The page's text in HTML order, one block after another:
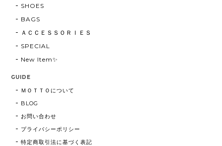
SHOES
BAGS
ＡＣＣＥＳＳＯＲＩＥＳ
SPECIAL
New Item✨
GUIDE
ＭＯＴＴＯについて
BLOG
お問い合わせ
プライバシーポリシー
特定商取引法に基づく表記